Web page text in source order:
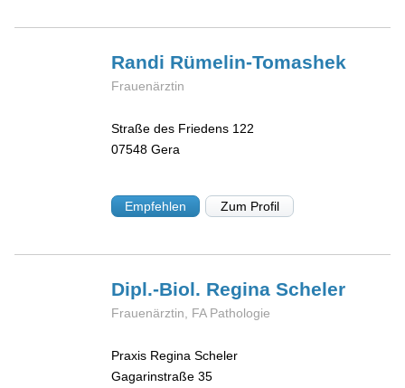
Randi Rümelin-Tomashek
Frauenärztin
Straße des Friedens 122
07548 Gera
Empfehlen Zum Profil
Dipl.-Biol. ReginaScheler
Frauenärztin, FA Pathologie
Praxis Regina Scheler
Gagarinstraße 35